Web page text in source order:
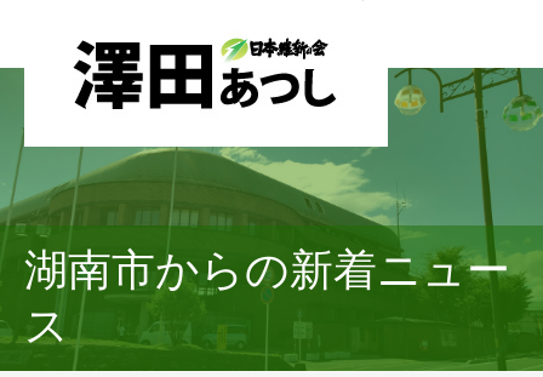
湖南市からの新着ニュー
ス